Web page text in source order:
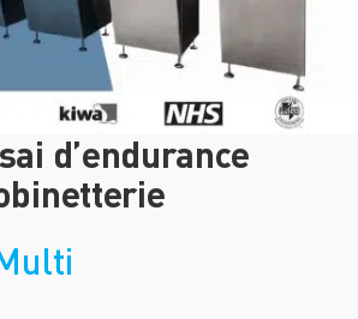
d’endurance